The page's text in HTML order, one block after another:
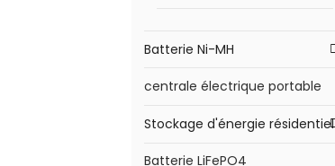
Batterie Ni-MH
centrale électrique portable
Stockage d'énergie résidentiel
Batterie LiFePO4